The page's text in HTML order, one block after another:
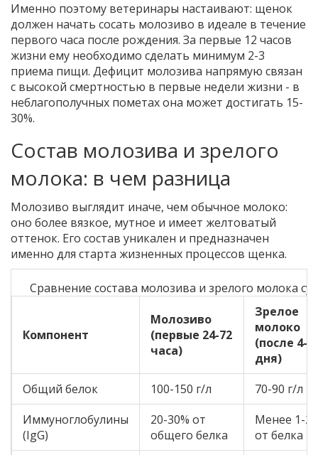
Именно поэтому ветеринары настаивают: щенок
должен начать сосать молозиво в идеале в течение
первого часа после рождения. За первые 12 часов
жизни ему необходимо сделать минимум 2-3
приема пищи. Дефицит молозива напрямую связан
с высокой смертностью в первые недели жизни - в
неблагополучных пометах она может достигать 15-
30%.
Состав молозива и зрелого
молока: в чем разница
Молозиво выглядит иначе, чем обычное молоко:
оно более вязкое, мутное и имеет желтоватый
оттенок. Его состав уникален и предназначен
именно для старта жизненных процессов щенка.
Сравнение состава молозива и зрелого молока
Компонент
Молозиво
(первые 24-72
часа)
Зрелое
молоко
(после 4-
дня)
Общий белок
100-150 г/л
70-90 г/л
Иммуноглобулины
(IgG)
20-30% от
общего белка
Менее 1-
от белка